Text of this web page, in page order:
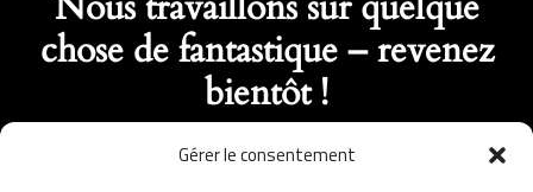
Gérer le consentement
chose de fantastique – revenez
bientôt !